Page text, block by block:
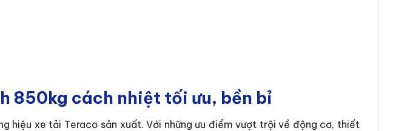
850kg cách nhiệt tối ưu, bền bỉ
hiệu xe tải Teraco sản xuất. Với những ưu điểm vượt trội về động cơ, thiết